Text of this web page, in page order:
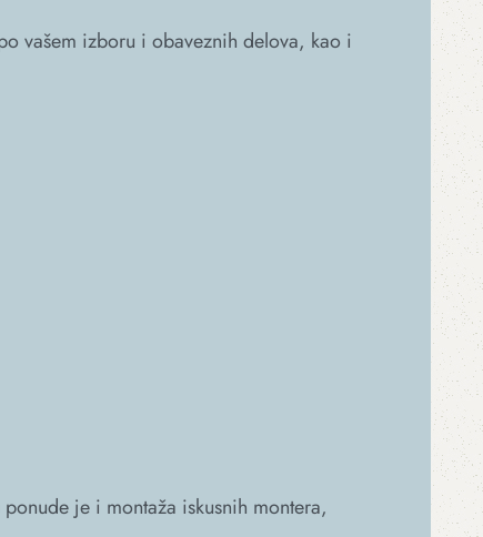
vašem izboru i obaveznih delova, kao i
je i montaža iskusnih montera,